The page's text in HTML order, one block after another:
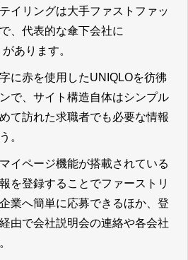
イリングは大手ファストファッ
、代表的な傘下会社に
あります。
に赤を使用したUNIQLOを彷彿
で、サイト構造自体はシンプル
て訪れた求職者でも必要な情報
。
イページ機能が搭載されている
を登録することでファーストリ
業へ簡単に応募できるほか、登
由で会社説明会の連絡や各会社